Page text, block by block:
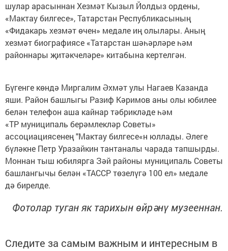
шулар арасыннан Хезмәт Кызыл Йолдыз ордены,
«Мактау билгесе», Татарстан Республикасының
«Фидакарь хезмәт өчен» медале иң олылары. Аның
хезмәт биографиясе «Татарстан шәһәрләре һәм
районнары җитәкчеләре» китабына кертелгән.
Бүгенге көндә Миргалим Әхмәт улы Нагаев Казанда
яши. Район башлыгы Разиф Кәримов аны олы юбилее
белән телефон аша кайнар тәбрикләде һәм
«ТР муниципаль берәмлекләр Советы»
ассоциациясенең "Мактау билгесе«н юллады. Әлеге
бүләкне Петр Уразайкин тантаналы чарада тапшырды.
Моннан тыш юбилярга Зәй районы муниципаль Советы
башлангычы белән «ТАССР төзелүгә 100 ел» медале
дә бирелде.
Фотолар туган як тарихын өйрәнү музееннан.
Следите за самым важным и интересным в